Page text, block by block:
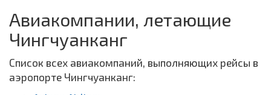
Авиакомпании, летающие
Чингчуанканг
Список всех авиакомпаний, выполняющих рейсы в
аэропорте Чингчуанканг: